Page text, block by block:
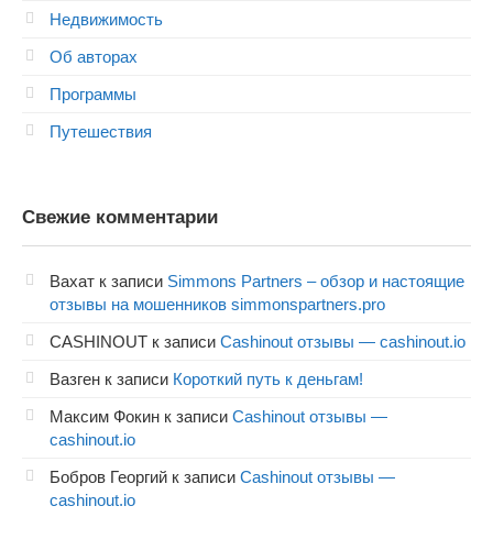
Недвижимость
Об авторах
Программы
Путешествия
Свежие комментарии
Вахат к записи Simmons Partners – обзор и настоящие
отзывы на мошенников simmonspartners.pro
CASHINOUT к записи Cashinout отзывы — cashinout.io
Вазген к записи Короткий путь к деньгам!
Максим Фокин к записи Cashinout отзывы —
cashinout.io
Бобров Георгий к записи Cashinout отзывы —
cashinout.io